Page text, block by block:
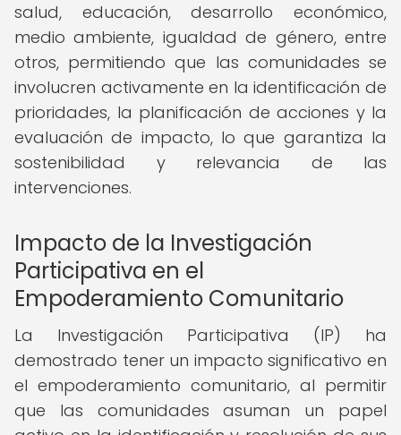
salud, educación, desarrollo económico,
medio ambiente, igualdad de género, entre
otros, permitiendo que las comunidades se
involucren activamente en la identificación de
prioridades, la planificación de acciones y la
evaluación de impacto, lo que garantiza la
sostenibilidad y relevancia de las
intervenciones.
Impacto de la Investigación
Participativa en el
Empoderamiento Comunitario
La Investigación Participativa (IP) ha
demostrado tener un impacto significativo en
el empoderamiento comunitario, al permitir
que las comunidades asuman un papel